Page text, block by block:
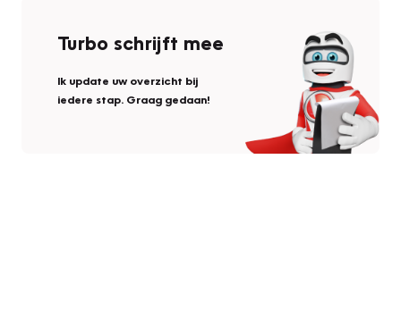
Turbo schrijft mee
Ik update uw overzicht bij
iedere stap. Graag gedaan!